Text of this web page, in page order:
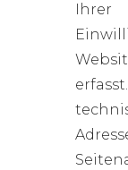
Ihrer